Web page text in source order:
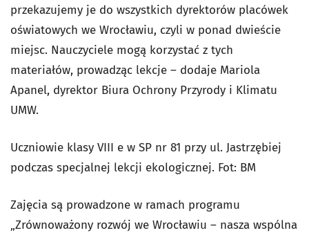
przekazujemy je do wszystkich dyrektorów placówek
oświatowych we Wrocławiu, czyli w ponad dwieście
miejsc. Nauczyciele mogą korzystać z tych
materiałów, prowadząc lekcje – dodaje Mariola
Apanel, dyrektor Biura Ochrony Przyrody i Klimatu
UMW.
Uczniowie klasy VIII e w SP nr 81 przy ul. Jastrzębiej
podczas specjalnej lekcji ekologicznej. Fot: BM
Zajęcia są prowadzone w ramach programu
„Zrównoważony rozwój we Wrocławiu – nasza wspólna